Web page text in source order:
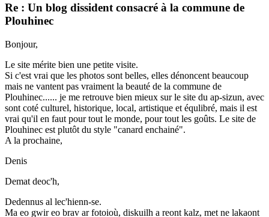
Re : Un blog dissident consacré à la commune de
Plouhinec
Bonjour,
Le site mérite bien une petite visite.
Si c'est vrai que les photos sont belles, elles dénoncent beaucoup
mais ne vantent pas vraiment la beauté de la commune de
Plouhinec...... je me retrouve bien mieux sur le site du ap-sizun, avec
sont coté culturel, historique, local, artistique et équlibré, mais il est
vrai qu'il en faut pour tout le monde, pour tout les goûts. Le site de
Plouhinec est plutôt du style "canard enchainé".
A la prochaine,
Denis
Demat deoc'h,
Dedennus al lec'hienn-se.
Ma eo gwir eo brav ar fotoioù, diskuilh a reont kalz, met ne lakaont